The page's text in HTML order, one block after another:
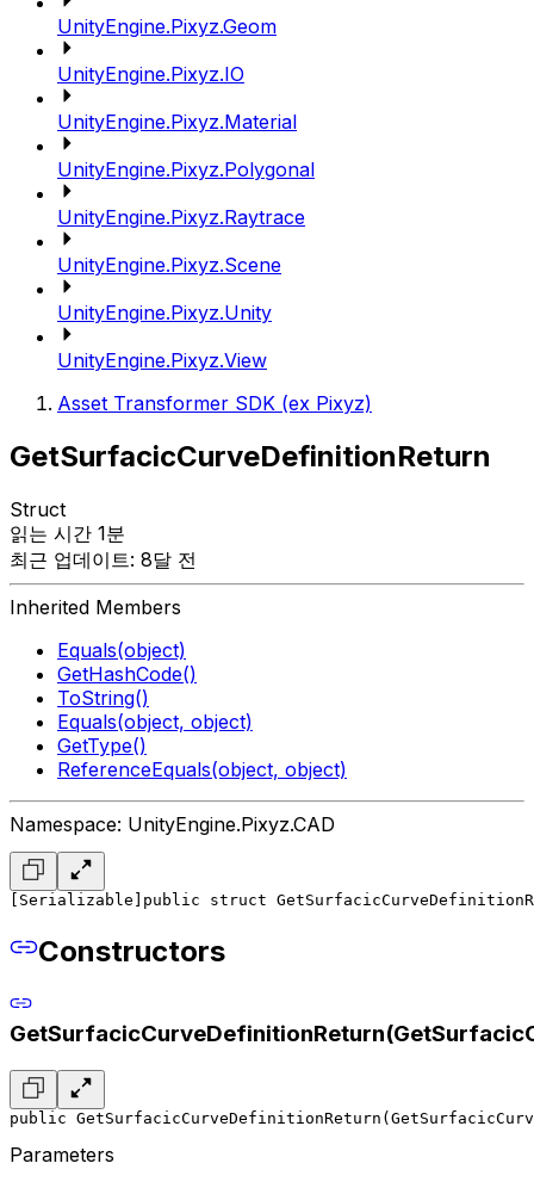
UnityEngine.Pixyz.Geom
UnityEngine.Pixyz.IO
UnityEngine.Pixyz.Material
UnityEngine.Pixyz.Polygonal
UnityEngine.Pixyz.Raytrace
UnityEngine.Pixyz.Scene
UnityEngine.Pixyz.Unity
UnityEngine.Pixyz.View
Asset Transformer SDK (ex Pixyz)
GetSurfacicCurveDefinitionReturn
Struct
읽는 시간 1분
최근 업데이트: 8달 전
Inherited Members
Equals(object)
GetHashCode()
ToString()
Equals(object, object)
GetType()
ReferenceEquals(object, object)
Namespace: UnityEngine.Pixyz.CAD
[Serializable] public struct
Constructors
public
Parameters